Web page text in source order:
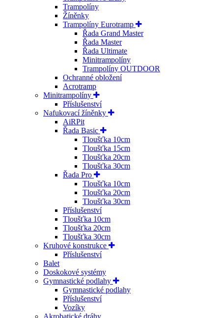
Trampolíny
Žíněnky
Trampolíny Eurotramp
Řada Grand Master
Řada Master
Řada Ultimate
Minitrampolíny
Trampolíny OUTDOOR
Ochranné obložení
Acrotramp
Minitrampolíny
Příslušenství
Nafukovací žíněnky
AiRPit
Řada Basic
Tloušťka 10cm
Tloušťka 15cm
Tloušťka 20cm
Tloušťka 30cm
Řada Pro
Tloušťka 10cm
Tloušťka 20cm
Tloušťka 30cm
Příslušenství
Tloušťka 10cm
Tloušťka 20cm
Tloušťka 30cm
Kruhové konstrukce
Příslušenství
Balet
Doskokové systémy
Gymnastické podlahy
Gymnastické podlahy
Příslušenství
Vozíky